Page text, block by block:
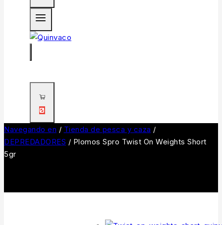
0
Navegando en / Tienda de pesca y caza /
DEPREDADORES / Plomos Spro Twist On Weights Short
5gr